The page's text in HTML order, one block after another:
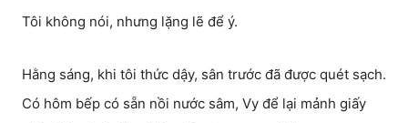
Tôi không nói, nhưng lặng lẽ để ý.
Hằng sáng, khi tôi thức dậy, sân trước đã được quét sạch.
Có hôm bếp có sẵn nồi nước sâm, Vy để lại mảnh giấy